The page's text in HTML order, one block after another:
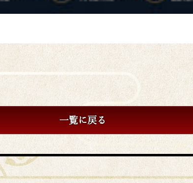
一覧に戻る